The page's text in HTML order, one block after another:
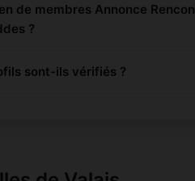
de membres Annonce
?
sont-ils vérifiés ?